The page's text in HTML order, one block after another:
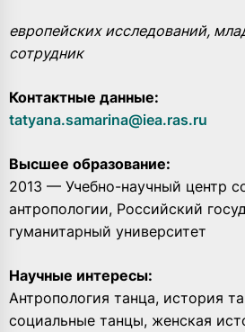
европейских исследований,
сотрудник
Контактные данные:
tatyana.samarina@iea.ras.ru
Высшее образование:
2013 — Учебно-научный центр
антропологии, Российский
гуманитарный университет
Научные интересы:
Антропология танца, история
социальные танцы, женская